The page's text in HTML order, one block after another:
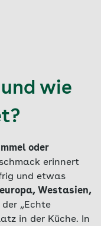
wie
oder
erinnert
und etwas
Westasien,
„Echte
in der Küche. In